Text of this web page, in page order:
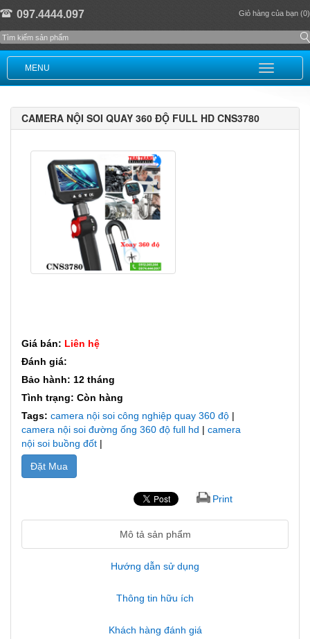
097.4444.097 Giỏ hàng của bạn (0)
MENU
CAMERA NỘI SOI QUAY 360 ĐỘ FULL HD CNS3780
Giá bán: Liên hệ
Đánh giá:
Bảo hành: 12 tháng
Tình trạng: Còn hàng
Tags: camera nội soi công nghiệp quay 360 độ |
camera nội soi đường ống 360 độ full hd | camera
nội soi buồng đốt |
Đặt Mua
Print
Mô tả sản phẩm
Hướng dẫn sử dụng
Thông tin hữu ích
Khách hàng đánh giá